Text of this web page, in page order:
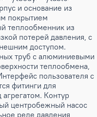
и основание из
покрытием
теплообменник из
потерей давления, с
доступом.
труб с алюминиевыми
теплообмена,
пользователя с
фитинги для
Контур
центробежный насос
реле давления